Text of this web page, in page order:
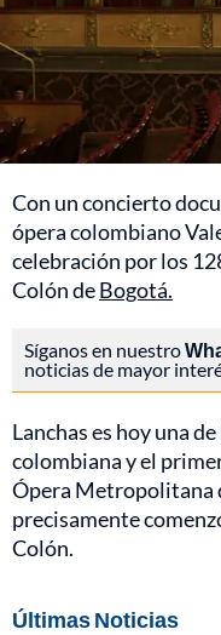
Con un concierto
ópera colombiano
celebración por los
Colón deBogotá.
Síganos en nuestro
noticias de mayor
Lanchas es hoy una
colombiana y el
Ópera Metropolitana
precisamente
Colón.
Últimas Noticias